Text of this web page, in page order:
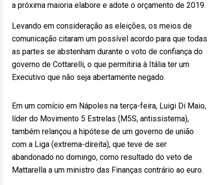
a próxima maioria elabore e adote o orçamento de 2019.
Levando em consideração as eleições, os meios de
comunicação citaram um possível acordo para que todas
as partes se abstenham durante o voto de confiança do
governo de Cottarelli, o que permitiria à Itália ter um
Executivo que não seja abertamente negado.
Em um comício em Nápoles na terça-feira, Luigi Di Maio,
líder do Movimento 5 Estrelas (M5S, antissistema),
também relançou a hipótese de um governo de união
com a Liga (extrema-direita), que teve de ser
abandonado no domingo, como resultado do veto de
Mattarella a um ministro das Finanças contrário ao euro.